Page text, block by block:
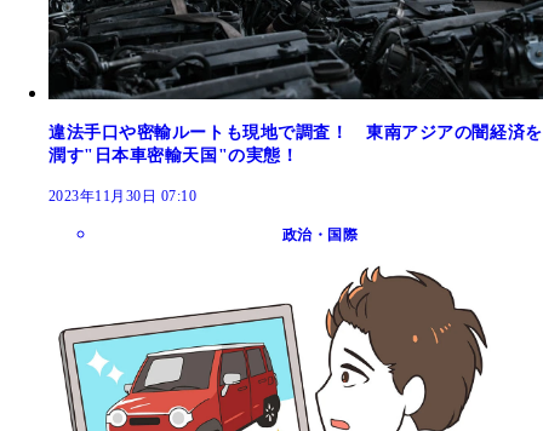
違法手口や密輸ルートも現地で調査！ 東南アジアの闇経済を
潤す"日本車密輸天国"の実態！
2023年11月30日 07:10
政治・国際